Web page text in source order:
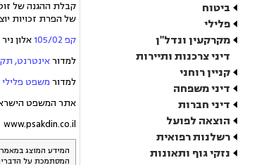
ביטוח
פלילי
מקרקעין ונדל"ן
דיני צרכנות ותיירות
קניין רוחני
דיני משפחה
דיני חברות
הוצאה לפועל
רשלנות רפואית
נזקי גוף ותאונות
קבלת ההגנה של
של הפרת זכויות
קפ 105/02
אלון
למדוראינטרנט,
למדור משפט פלילי
אתר המשפט
www.psakdin.co.il
המידע המוצג
המסתמכת על